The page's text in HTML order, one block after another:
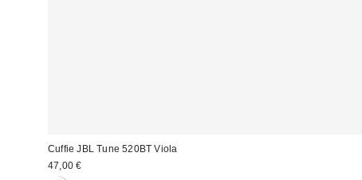
Cuffie JBL Tune 520BT Viola
47,00 €